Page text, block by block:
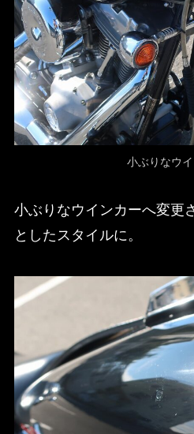
小ぶりなウ
小ぶりなウインカーへ変更
としたスタイルに。